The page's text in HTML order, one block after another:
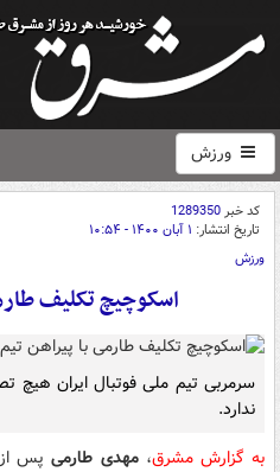
ورزش
کد خبر1289350
تاریخ انتشار: ۱ آبان ۱۴۰۰ - ۱۰:۵۴
ورزش
اسکوچیچ تکلیف
سرمربی تیم ملی فوتبال ایران
ندارد.
به گزارش مشرق،مهدی طارمیپس از